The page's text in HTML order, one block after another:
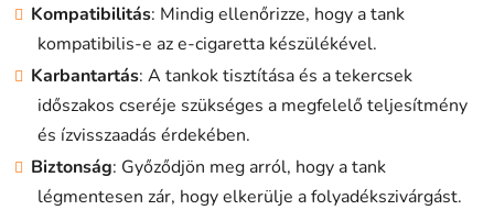
Kompatibilitás: Mindig ellenőrizze, hogy a tank
kompatibilis-e az e-cigaretta készülékével.
Karbantartás: A tankok tisztítása és a tekercsek
időszakos cseréje szükséges a megfelelő teljesítmény
és ízvisszaadás érdekében.
Biztonság: Győződjön meg arról, hogy a tank
légmentesen zár, hogy elkerülje a folyadékszivárgást.